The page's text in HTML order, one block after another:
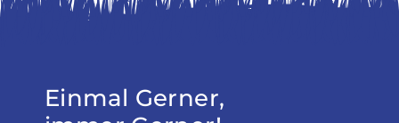
Einmal Gerner,